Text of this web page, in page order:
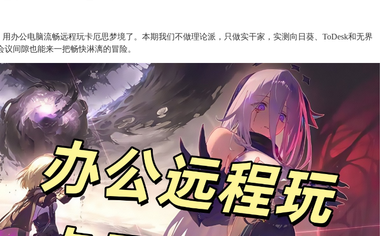
办公电脑流畅远程玩卡厄思梦境了。本期我们不做理论派，只做实干家，实测向日葵、ToDesk和无界
间隙也能来一把畅快淋漓的冒险。